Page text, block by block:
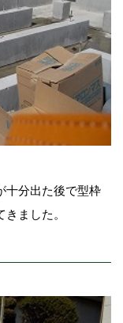
十分出た後で型枠
ました。